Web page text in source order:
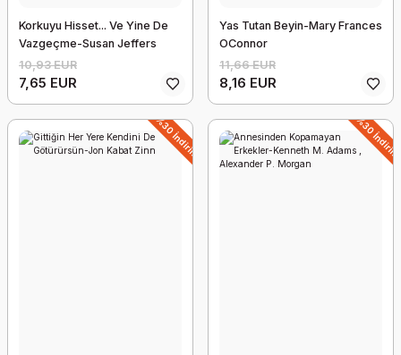
15,49 EUR
14,72 EUR
%5
Korkuyu Hisset... Ve Yine De
Vazgeçme-Susan Jeffers
10,93 EUR
7,65 EUR
Yas Tutan Beyin-Mary Frances
OConnor
11,66 EUR
8,16 EUR
%30 İndirim %30 İndirim